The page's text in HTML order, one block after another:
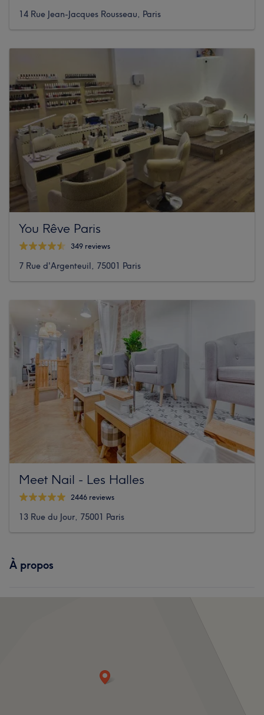
14 Rue Jean-Jacques Rousseau, Paris
You Rêve Paris
349 reviews
7 Rue d'Argenteuil, 75001 Paris
Meet Nail - Les Halles
2446 reviews
13 Rue du Jour, 75001 Paris
À propos